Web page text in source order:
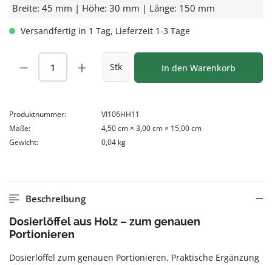
Breite: 45 mm | Höhe: 30 mm | Länge: 150 mm
Versandfertig in 1 Tag, Lieferzeit 1-3 Tage
Produkt Anzahl: Gib den gewünschten
Stk In den Warenkorb
Produktnummer:
VI106HH11
Maße:
4,50 cm × 3,00 cm × 15,00 cm
Gewicht:
0,04 kg
Beschreibung
Dosierlöffel aus Holz – zum genauen
Portionieren
Dosierlöffel zum genauen Portionieren. Praktische Ergänzung